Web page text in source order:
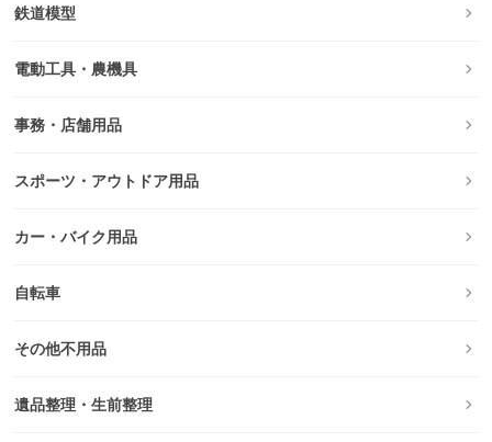
鉄道模型
電動工具・農機具
事務・店舗用品
スポーツ・アウトドア用品
カー・バイク用品
自転車
その他不用品
遺品整理・生前整理